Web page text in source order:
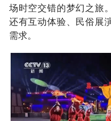
场时空交错的梦幻之旅
还有互动体验、民俗展
需求。